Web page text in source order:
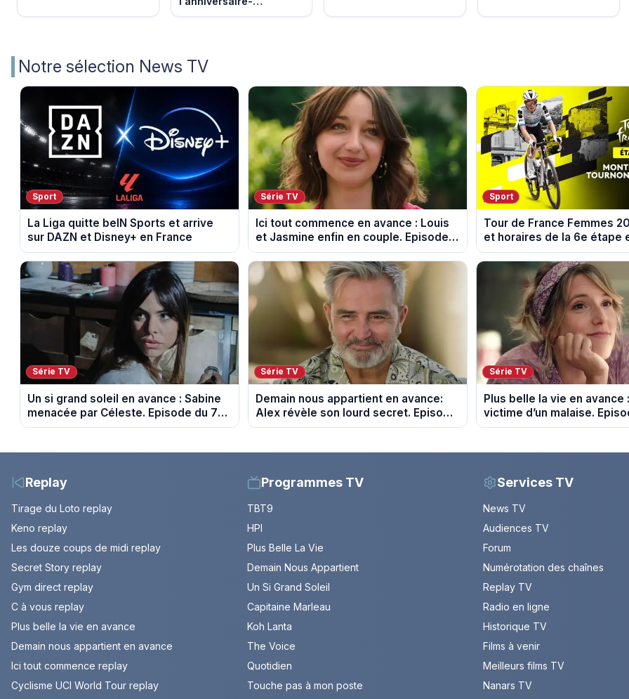
événement
Notre sélection News TV
Sport
La Liga quitte beIN Sports et arrive
sur DAZN et Disney+ en France
Série TV
Ici tout commence en avance : Louis
et Jasmine enfin en couple. Episode
du 7 août 2026 (spoiler)
Sport
Tour de France Femmes
et horaires de la 6e étape
Montbrison et Tournon-
Série TV
Un si grand soleil en avance : Sabine
menacée par Céleste. Episode du 7
août 2026 (spoiler).
Série TV
Demain nous appartient en avance:
Alex révèle son lourd secret. Episode
du 7 août 2026.
Série TV
Plus belle la vie en avance
victime d’un malaise.
août 2026 (spoiler)
Replay
Tirage du Loto replay
Keno replay
Les douze coups de midi replay
Secret Story replay
Gym direct replay
C à vous replay
Plus belle la vie en avance
Demain nous appartient en avance
Ici tout commence replay
Cyclisme UCI World Tour replay
Programmes TV
TBT9
HPI
Plus Belle La Vie
Demain Nous Appartient
Un Si Grand Soleil
Capitaine Marleau
Koh Lanta
The Voice
Quotidien
Touche pas à mon poste
Services TV
News TV
Audiences TV
Forum
Numérotation des chaînes
Replay TV
Radio en ligne
Historique TV
Films à venir
Meilleurs films TV
Nanars TV